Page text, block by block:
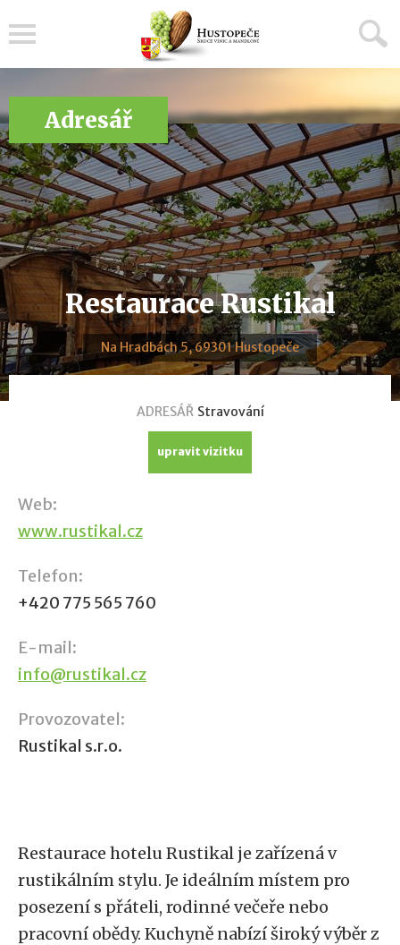
Adresář
Restaurace Rustikal
Na Hradbách 5, 69301 Hustopeče
ADRESÁŘ Stravování
upravit vizitku
Web:
www.rustikal.cz
Telefon:
+420 775 565 760
E-mail:
info@rustikal.cz
Provozovatel:
Rustikal s.r.o.
Restaurace hotelu Rustikal je zařízená v
rustikálním stylu. Je ideálním místem pro
posezení s přáteli, rodinné večeře nebo
pracovní obědy. Kuchyně nabízí široký výběr z